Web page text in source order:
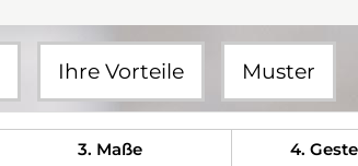
Ihre Vorteile Muster
3. Maße 4.